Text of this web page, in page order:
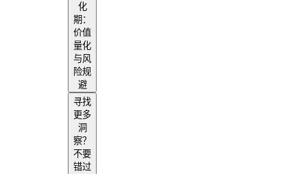
化
期：
价值
量化
与风
险规
避
寻找
更多
洞
察？
不要
错过